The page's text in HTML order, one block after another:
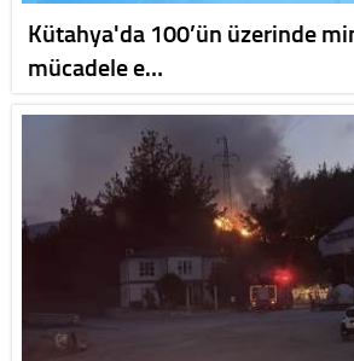
Kütahya'da 100’ün üzerinde
mücadele e…